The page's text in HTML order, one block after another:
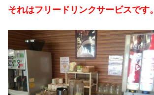
それはフリードリンクサービスです。